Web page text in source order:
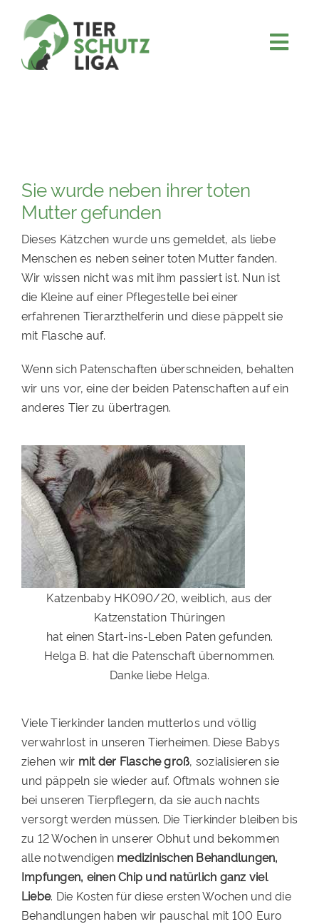
content
FÖRDERN & VERERBEN
KOOPERATIONEN
4KIDS
TIERHEIMTIERE
TIERHEIME
PATENSCHAFTEN
HELFER WERDEN
RATGEBER
Sie wurde neben ihrer toten
Mutter gefunden
Dieses Kätzchen wurde uns gemeldet, als liebe
Menschen es neben seiner toten Mutter fanden.
Wir wissen nicht was mit ihm passiert ist. Nun ist
die Kleine auf einer Pflegestelle bei einer
erfahrenen Tierarzthelferin und diese päppelt sie
mit Flasche auf.
Wenn sich Patenschaften überschneiden, behalten
wir uns vor, eine der beiden Patenschaften auf ein
anderes Tier zu übertragen.
Katzenbaby HK090/20, weiblich, aus der
Katzenstation Thüringen
hat einen Start-ins-Leben Paten gefunden.
Helga B. hat die Patenschaft übernommen.
Danke liebe Helga.
Viele Tierkinder landen mutterlos und völlig
verwahrlost in unseren Tierheimen. Diese Babys
ziehen wir mit der Flasche groß, sozialisieren sie
und päppeln sie wieder auf. Oftmals wohnen sie
bei unseren Tierpflegern, da sie auch nachts
versorgt werden müssen. Die Tierkinder bleiben bis
zu 12 Wochen in unserer Obhut und bekommen
alle notwendigen medizinischen Behandlungen,
Impfungen, einen Chip und natürlich ganz viel
Liebe. Die Kosten für diese ersten Wochen und die
Behandlungen haben wir pauschal mit 100 Euro